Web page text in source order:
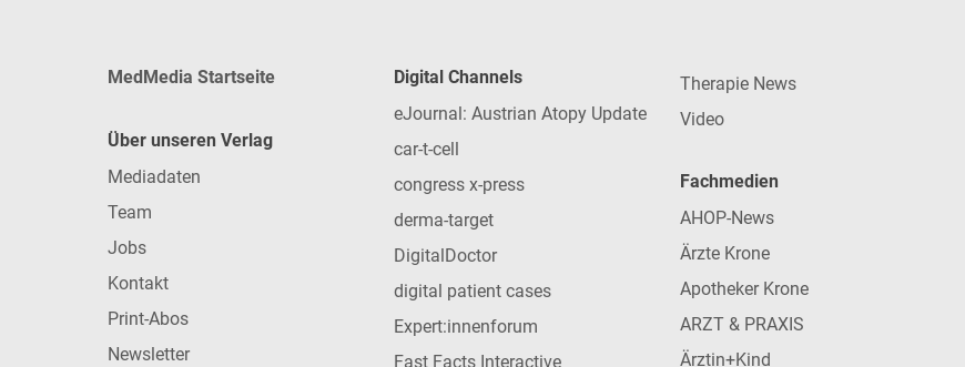
MedMedia Startseite
Über unseren Verlag
Mediadaten
Team
Jobs
Kontakt
Print-Abos
Newsletter
Digital Channels
eJournal: Austrian Atopy Update
car-t-cell
congress x-press
derma-target
DigitalDoctor
digital patient cases
Expert:innenforum
Fast Facts Interactive
Therapie News
Video
Fachmedien
AHOP-News
Ärzte Krone
Apotheker Krone
ARZT & PRAXIS
Ärztin+Kind